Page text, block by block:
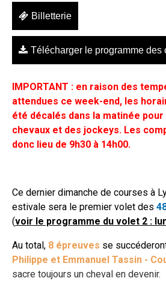
Billetterie
Télécharger le programme des
IMPORTANT : en raison des
attendues ce week-end, les
été décalés dans la matinée
chevaux et des jockeys. Les
donc lieu de 9h30 à 14h00.
Ce dernier dimanche de courses à
estivale sera le premier volet des
(voir le programme du volet 2 :
Au total, 8 épreuves se
Philippe et Emmanuel Tassin -
sacre toujours un cheval en devenir.